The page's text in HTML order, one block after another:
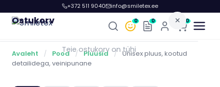
+372 511 9040 info@smiletex.ee
0 0 0
Avaleht / Pood / Pluusid / Unisex pluus, kootud
detailidega, veinipunane
Ostukorv ×
Teie ostukorv on tühi